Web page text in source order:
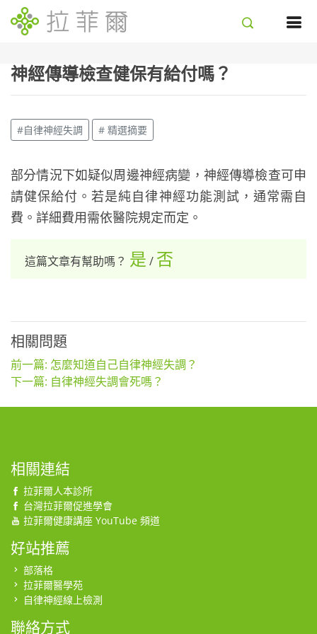
神經傳導檢查健保有給付嗎？
#自律神經失調 # 精選摘要
部分情況下如疑似周邊神經病變，神經傳導檢查可申
請健保給付。若是純自律神經功能測試，通常需自
費。詳細費用需依醫院規定而定。
這篇文章有幫助嗎？ 是 / 否
相關問題
前一篇: 怎麼知道自己自律神經失調？
下一篇: 自律神經失調會死嗎？
相關連結
拉菲爾人本診所
台灣拉菲爾促進學會
拉菲爾健康講座 YouTube 頻道
好站推薦
部落格
拉菲爾醫學苑
自律神經線上檢測
聯絡方式